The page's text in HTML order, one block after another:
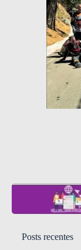
Posts recentes